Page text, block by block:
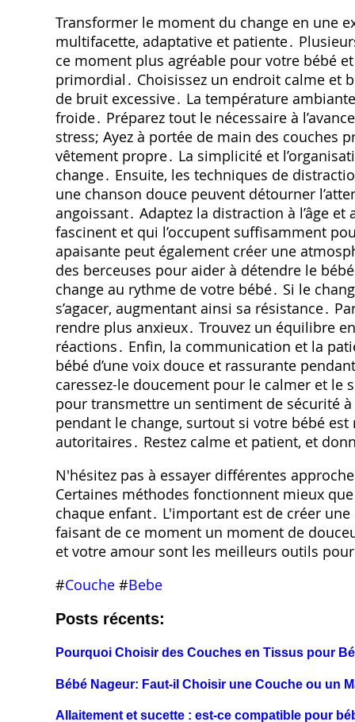
Transformer le moment du change en une
multifacette, adaptative et patiente․
ce moment plus agréable pour votre bébé
primordial․ Choisissez un endroit calme et
de bruit excessive․ La température
froide․ Préparez tout le nécessaire à
stress; Ayez à portée de main des couches
vêtement propre․ La simplicité et
change․ Ensuite, les techniques de
une chanson douce peuvent détourner
angoissant․ Adaptez la distraction à l’âge
fascinent et qui l’occupent suffisamment
apaisante peut également créer une
des berceuses pour aider à détendre le
change au rythme de votre bébé․ Si le
s’agacer, augmentant ainsi sa résistance․
rendre plus anxieux․ Trouvez un équilibre
réactions․ Enfin, la communication et la
bébé d’une voix douce et rassurante
caressez-le doucement pour le calmer et le
pour transmettre un sentiment de sécurité
pendant le change, surtout si votre bébé
autoritaires․ Restez calme et patient, et
N'hésitez pas à essayer différentes
Certaines méthodes fonctionnent mieux
chaque enfant․ L'important est de créer
faisant de ce moment un moment de
et votre amour sont les meilleurs outils
#Couche #Bebe
Posts récents:
Pourquoi Choisir des Couches en Tissus pour
Bébé Nageur: Faut-il Choisir une Couche ou un
Allaitement et sucette : est-ce compatible pour